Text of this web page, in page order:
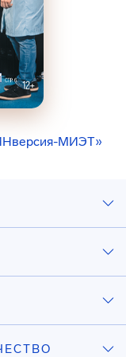
МИЭТ»